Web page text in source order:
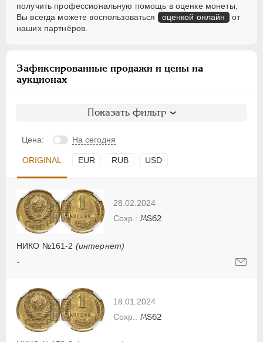
получить профессиональную помощь в оценке монеты,
Вы всегда можете воспользоваться
оценкой онлайн от
наших партнёров.
Зафиксированные продажи и цены на
аукционах
Показать фильтр
Цена: На сегодня
ORIGINAL EUR RUB USD
28.02.2024
НИКО №161-2 (интернет)
MS62
-
18.01.2024
MS62